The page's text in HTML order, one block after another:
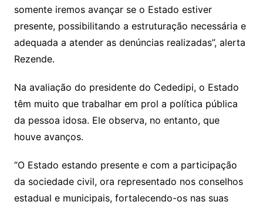
somente iremos avançar se o Estado estiver
presente, possibilitando a estruturação necessária e
adequada a atender as denúncias realizadas”, alerta
Rezende.
Na avaliação do presidente do Cededipi, o Estado
têm muito que trabalhar em prol a política pública
da pessoa idosa. Ele observa, no entanto, que
houve avanços.
“O Estado estando presente e com a participação
da sociedade civil, ora representado nos conselhos
estadual e municipais, fortalecendo-os nas suas